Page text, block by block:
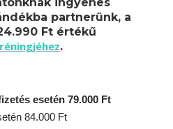
partnerünk, a
Ft értékű
.
esetén 79.000 Ft
84.000 Ft